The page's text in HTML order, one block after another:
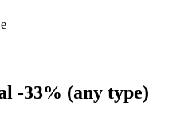
-33% (any type)